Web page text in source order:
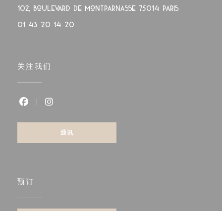
102, boulevard de Montparnasse 75014 PARIS((在新窗口中
01 43 20 14 20
关注我们
通讯
预订